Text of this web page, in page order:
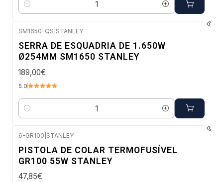
Quantidade
SM1650-QS STANLEY
SERRA DE ESQUADRIA DE 1.650W
Ø254MM SM1650 STANLEY
189,00€
5.0
Quantidade
6-GR100 STANLEY
PISTOLA DE COLAR TERMOFUSÍVEL
GR100 55W STANLEY
47,85€